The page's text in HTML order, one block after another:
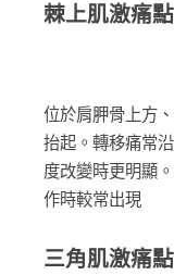
棘上肌激痛
位於肩胛骨上方
抬起。轉移痛常
度改變時更明顯
作時較常出現
三角肌激痛